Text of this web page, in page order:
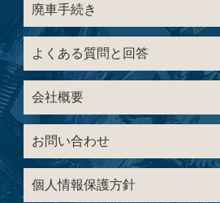
廃車手続き
よくある質問と回答
会社概要
お問い合わせ
個人情報保護方針